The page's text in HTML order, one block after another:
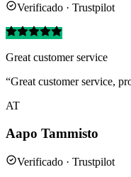
Verificado · Trustpilot
Great customer service
“Great customer service,
AT
Aapo Tammisto
Verificado · Trustpilot